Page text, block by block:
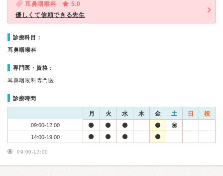
耳鼻咽喉科
5.0
優しくて信頼できる先生
診療科目：
耳鼻咽喉科
専門医・資格：
耳鼻咽喉科専門医
診療時間
月 火 水 木 金 土 日 祝
09:00-12:00
14:00-19:00
09:00-13:00